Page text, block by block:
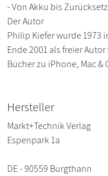
- Von Akku bis
Der Autor
Philip Kiefer wurde 1973
Ende 2001 als freier
Bücher zu iPhone, Mac
Hersteller
Markt+Technik Verlag
Espenpark 1a
DE - 90559 Burgthann